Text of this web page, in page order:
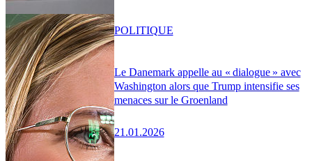
Le Danemark appelle au « dialogue » avec
Washington alors que Trump intensifie ses
menaces sur le Groenland
21.01.2026
POLITIQUE